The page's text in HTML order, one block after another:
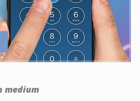
medium